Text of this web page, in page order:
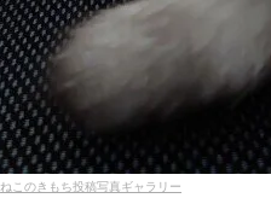
ねこのきもち投稿写真ギャラリー